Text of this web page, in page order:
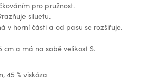
pro pružnost.
siluetu.
v horní části a od pasu se rozšiřuje.
cm a má na sobě velikost S.
45 % viskóza